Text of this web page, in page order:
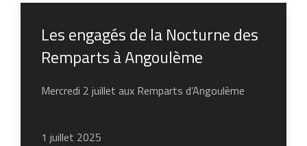
Les engagés de la Nocturne des
Remparts à Angoulème
Mercredi 2 juillet aux Remparts d’Angoulème
1 juillet 2025